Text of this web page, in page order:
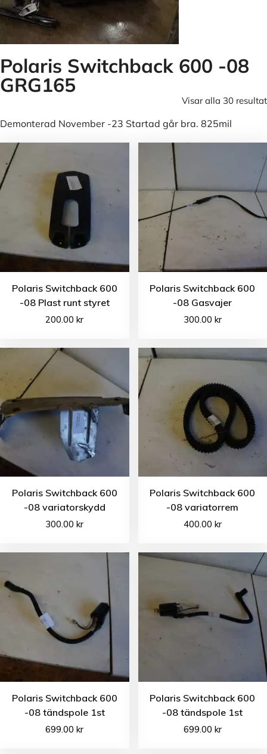
Polaris Switchback 600 -08
GRG165
Visar alla 30 resultat
Demonterad November -23 Startad går bra. 825mil
Polaris Switchback 600
-08 Plast runt styret
200.00kr
Polaris Switchback 600
-08 Gasvajer
300.00 kr
Polaris Switchback 600
-08 variatorskydd
300.00kr
Polaris Switchback 600
-08 variatorrem
400.00 kr
Polaris Switchback 600
-08 tändspole 1st
699.00kr
Polaris Switchback 600
-08 tändspole 1st
699.00 kr